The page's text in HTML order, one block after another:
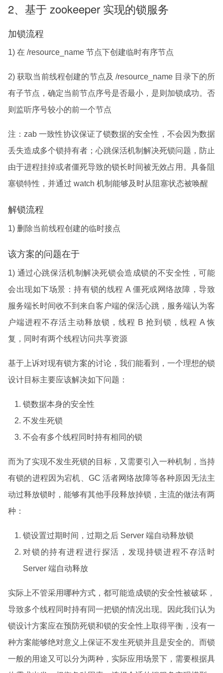
2、基于 zookeeper 实现的锁服务
加锁流程
1) 在 /resource_name 节点下创建临时有序节点
2) 获取当前线程创建的节点及 /resource_name 目录下的所
有子节点，确定当前节点序号是否最小，是则加锁成功。否
则监听序号较小的前一个节点
注：zab 一致性协议保证了锁数据的安全性，不会因为数据
丢失造成多个锁持有者；心跳保活机制解决死锁问题，防止
由于进程挂掉或者僵死导致的锁长时间被无效占用。具备阻
塞锁特性，并通过 watch 机制能够及时从阻塞状态被唤醒
解锁流程
1) 删除当前线程创建的临时接点
该方案的问题在于
1) 通过心跳保活机制解决死锁会造成锁的不安全性，可能
会出现如下场景：持有锁的线程 A 僵死或网络故障，导致
服务端长时间收不到来自客户端的保活心跳，服务端认为客
户端进程不存活主动释放锁，线程 B 抢到锁，线程 A 恢
复，同时有两个线程访问共享资源
基于上诉对现有锁方案的讨论，我们能看到，一个理想的锁
设计目标主要应该解决如下问题：
锁数据本身的安全性
不发生死锁
不会有多个线程同时持有相同的锁
而为了实现不发生死锁的目标，又需要引入一种机制，当持
有锁的进程因为宕机、GC 活者网络故障等各种原因无法主
动过释放锁时，能够有其他手段释放掉锁，主流的做法有两
种：
锁设置过期时间，过期之后 Server 端自动释放锁
对锁的持有进程进行探活，发现持锁进程不存活时
Server 端自动释放
实际上不管采用哪种方式，都可能造成锁的安全性被破坏，
导致多个线程同时持有同一把锁的情况出现。因此我们认为
锁设计方案应在预防死锁和锁的安全性上取得平衡，没有一
种方案能够绝对意义上保证不发生死锁并且是安全的。而锁
一般的用途又可以分为两种，实际应用场景下，需要根据具